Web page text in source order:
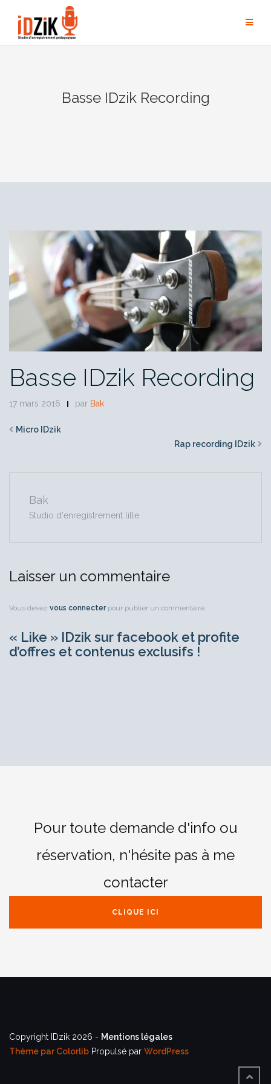
Basse IDzik Recording
Basse IDzik Recording
17 mars 2016 par Bak
Micro IDzik
Rap recording IDzik
Bak
Studio d'enregistrement lille.
Laisser un commentaire
Vous devez vous connecterpour publier un commentaire.
« Like » IDzik sur facebook et profite
d’offres et contenus exclusifs !
Pour toute demande d'info ou
réservation, n'hésite pas à me
contacter
CLIQUE ICI
Copyright IDzik 2026 - Mentions légales
Thème parColorlib Propulsé par WordPress